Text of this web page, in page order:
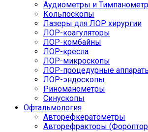
Аудиометры и
Кольпоскопы
Лазеры для ЛОР хирургии
ЛОР-коагуляторы
ЛОР-комбайны
ЛОР-кресла
ЛОР-микроскопы
ЛОР-процедурные
ЛОР-эндоскопы
Риноманометры
Синускопы
Офтальмология
Авторефкератометры
Авторефракторы